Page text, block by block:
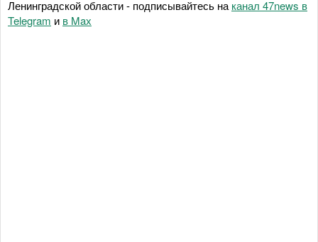
Ленинградской области - подписывайтесь на канал 47news в
Telegram и в Maх